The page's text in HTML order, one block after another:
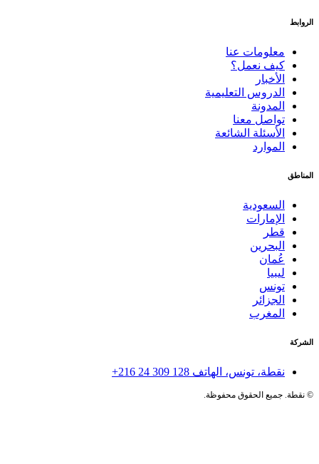
الروابط
معلومات عنا
كيف نعمل؟
الأخبار
الدروس التعليمية
المدونة
تواصل معنا
الأسئلة الشائعة
الموارد
المناطق
السعودية
الإمارات
قطر
البحرين
عُمان
ليبيا
تونس
الجزائر
المغرب
الشركة
نقطة، تونس، الهاتف +216 24 309 128
©نقطة. جميع الحقوق محفوظة.